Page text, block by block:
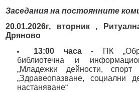
Финанси и бюджет
Култура
Образование
Социални дейности
Здравеопазване
Заседания напостоянните
20.01.2026г, вторник ,
Дряново
13:00 часа- ПК
библиотечна и
„Младежки дейности,
„Здравеопазване, социални
настаняване“
Новини
Обяви и съобщения
Местни данъци и такси - информация и
Проверка и плащане на задължения за
Списъци на длъжници